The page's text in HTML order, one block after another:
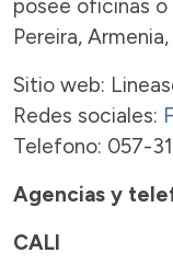
posee oficinas
Pereira,
Sitio web:
Redes sociales:
Telefono: 057-
Agencias y
CALI